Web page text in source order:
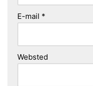
E-mail *
Websted